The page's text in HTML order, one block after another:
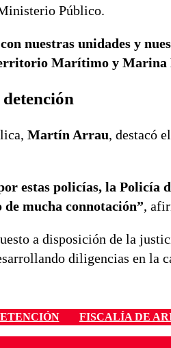
Público.
nuestras unidades y
Marítimo y Marina
Martín Arrau, destacó
estas policías, la Policía
mucha connotación”,
a disposición de la
diligencias en la
FISCALÍA DE